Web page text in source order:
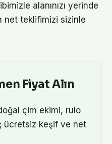
alanınızı yerinde
net teklifimizi sizinle
Fiyat Alın
çim ekimi, rulo
ücretsiz keşif ve net